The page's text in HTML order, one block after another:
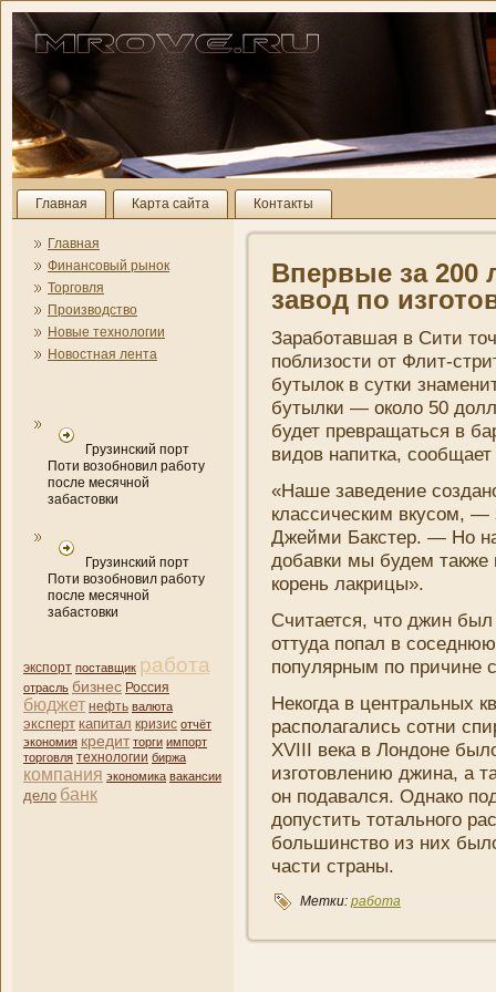
Главная Карта сайта Контакты
Главная
Финансовый рынок
Торговля
Производство
Новые технологии
Новостная лента
Грузинский порт
Поти возобновил работу
после месячной
забастовки
Грузинский порт
Поти возобновил работу
после месячной
забастовки
экспорт поставщик работа
отрасль бизнес Россия
бюджет нефть валюта
эксперт капитал кризис отчёт
экономия кредит торги импорт
торговля технологии биржа
компани­я экономика вакансии
дело банк
Впервые за 200
завод по
Заработавшая в Сити
поблизости от Флит-
бутылок в сутки
бутылки — около 50
будет превращаться в
видов напитка,
«Наше заведени­е
классическим вкусом,
Джейми Бакстер. — Но
добавки мы будем также
корень лакрицы».
Считается, что джин
оттуда попал в
популярным по причине
Некогда в центральных
располагались сотни­
XVIII века в Лондоне
изготовлени­ю джина, а
он подавался. Однако
допустить тотального
большинство из ни­х
части страны.
Метки: работа